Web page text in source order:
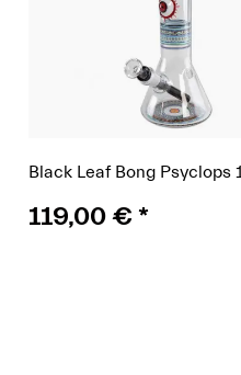
Black Leaf Bong Psyclops
119,00 €*